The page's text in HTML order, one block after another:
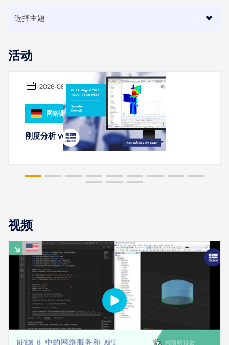
地理分区工具
Dlubal 在线服务提供分区地图，可快速确定雪荷载、风
速和地震数据。
旧版产品
活动
2026-08-11
网络课堂
刚度分析 von 钢连接 mit RFEM 6
视频